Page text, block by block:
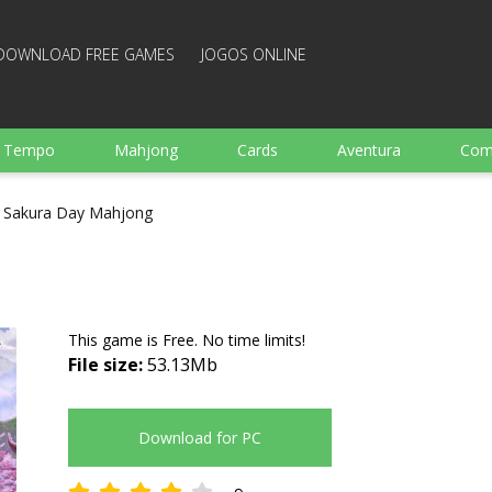
FREE GAMES JOGOS ONLINE
Mahjong Cards Aventura
Sakura Day Mahjong
This game is Free. No time limits!
File size:53.13Mb
Download for PC